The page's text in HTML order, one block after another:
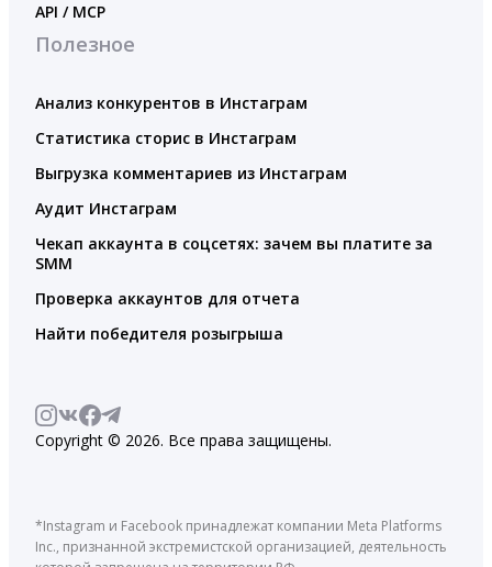
API / MCP
Полезное
Анализ конкурентов в Инстаграм
Статистика сторис в Инстаграм
Выгрузка комментариев из Инстаграм
Аудит Инстаграм
Чекап аккаунта в соцсетях: зачем вы платите за
SMM
Проверка аккаунтов для отчета
Найти победителя розыгрыша
Copyright © 2026. Все права защищены.
*Instagram и Facebook принадлежат компании Meta Platforms
Inc., признанной экстремистской организацией, деятельность